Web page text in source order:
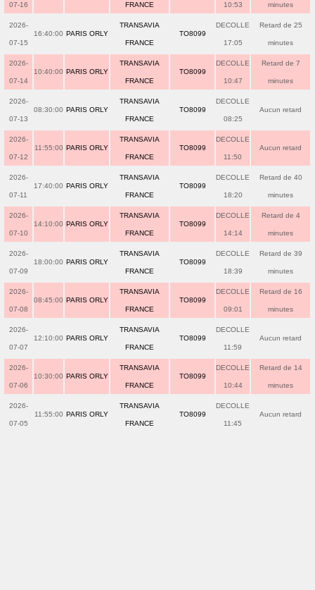
07-16 FRANCE 10:53 minutes
2026-
07-15
16:40:00 PARIS ORLY
TRANSAVIA
FRANCE
TO8099
DECOLLE
17:05
Retard de 25
minutes
2026-
07-14
10:40:00 PARIS ORLY
TRANSAVIA
FRANCE
TO8099
DECOLLE
10:47
Retard de 7
minutes
2026-
07-13
08:30:00 PARIS ORLY
TRANSAVIA
FRANCE
TO8099
DECOLLE
08:25
Aucun retard
2026-
07-12
11:55:00 PARIS ORLY
TRANSAVIA
FRANCE
TO8099
DECOLLE
11:50
Aucun retard
2026-
07-11
17:40:00 PARIS ORLY
TRANSAVIA
FRANCE
TO8099
DECOLLE
18:20
Retard de 40
minutes
2026-
07-10
14:10:00 PARIS ORLY
TRANSAVIA
FRANCE
TO8099
DECOLLE
14:14
Retard de 4
minutes
2026-
07-09
18:00:00 PARIS ORLY
TRANSAVIA
FRANCE
TO8099
DECOLLE
18:39
Retard de 39
minutes
2026-
07-08
08:45:00 PARIS ORLY
TRANSAVIA
FRANCE
TO8099
DECOLLE
09:01
Retard de 16
minutes
2026-
07-07
12:10:00 PARIS ORLY
TRANSAVIA
FRANCE
TO8099
DECOLLE
11:59
Aucun retard
2026-
07-06
10:30:00 PARIS ORLY
TRANSAVIA
FRANCE
TO8099
DECOLLE
10:44
Retard de 14
minutes
2026-
07-05
11:55:00 PARIS ORLY
TRANSAVIA
FRANCE
TO8099
DECOLLE
11:45
Aucun retard